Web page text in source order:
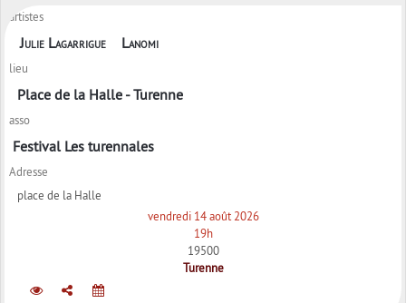
artistes
Julie Lagarrigue Lanomi
lieu
Place de la Halle - Turenne
asso
Festival Les turennales
Adresse
place de la Halle
vendredi 14 août 2026
19h
19500
Turenne